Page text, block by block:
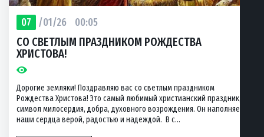
07 /01/26 00:05
CО СВЕТЛЫМ ПРАЗДНИКОМ РОЖДЕСТВА
ХРИСТОВА!
Дорогие земляки! Поздравляю вас со светлым праздником
Рождества Христова! Это самый любимый христианский праздник,
символ милосердия, добра, духовного возрождения. Он наполняет
наши сердца верой, радостью и надеждой. В с...